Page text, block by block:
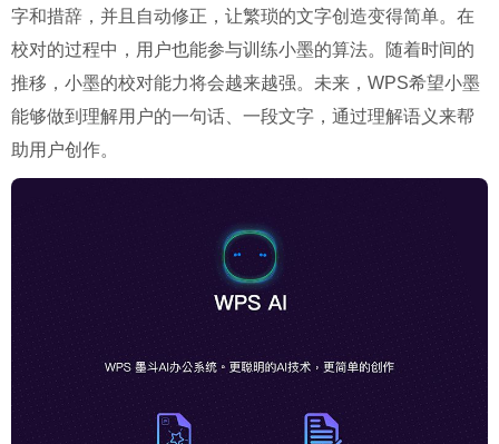
字和措辞，并且自动修正，让繁琐的文字创造变得简单。在
校对的过程中，用户也能参与训练小墨的算法。随着时间的
推移，小墨的校对能力将会越来越强。未来，WPS希望小墨
能够做到理解用户的一句话、一段文字，通过理解语义来帮
助用户创作。